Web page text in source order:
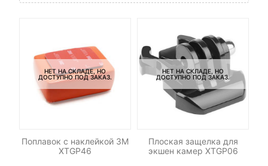
НЕТ НА СКЛАДЕ, НО
ДОСТУПНО ПОД ЗАКАЗ.
Поплавок с наклейкой 3М
XTGP46
НЕТ НА СКЛАДЕ, НО
ДОСТУПНО ПОД ЗАКАЗ.
Плоская защелка для
экшен камер XTGP06